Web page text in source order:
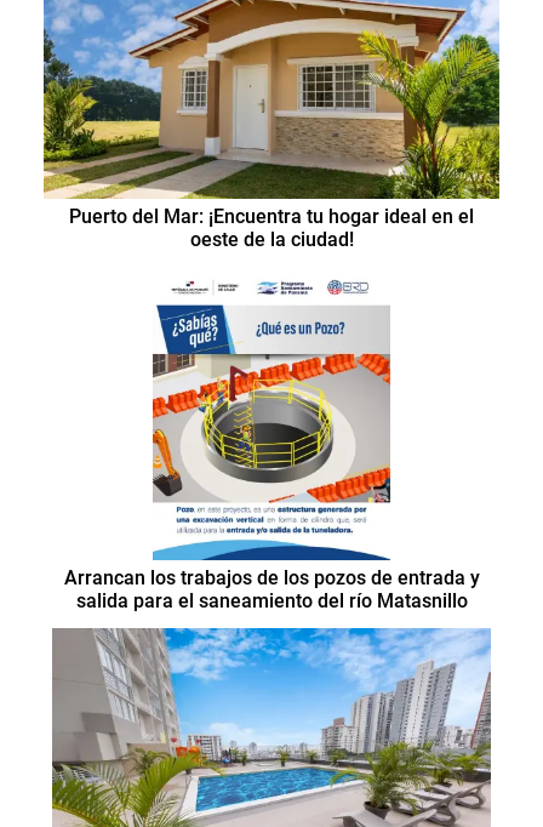
Puerto del Mar: ¡Encuentra tu hogar ideal en el
oeste de la ciudad!
Arrancan los trabajos de los pozos de entrada y
salida para el saneamiento del río Matasnillo